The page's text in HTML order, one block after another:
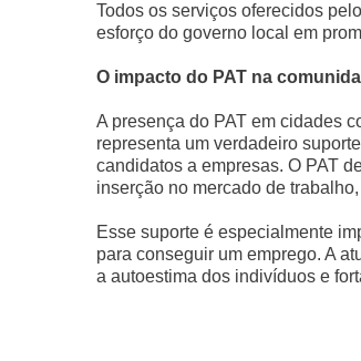
Todos os serviços oferecidos
esforço do governo local em
O impacto do PAT na
A presença do PAT em cidades
representa um verdadeiro
candidatos a empresas. O PAT
inserção no mercado de
Esse suporte é especialmente
para conseguir um emprego. A
a autoestima dos indivíduos e